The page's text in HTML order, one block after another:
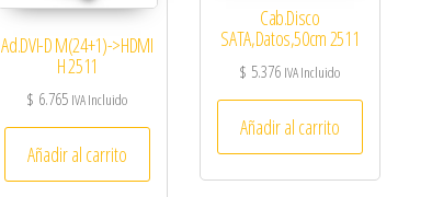
Ad.DVI-D M(24+1)->HDMI
H 2511
$ 6.765 IVA Incluido
Añadir al carrito
Cab.Disco
SATA,Datos,50cm 2511
$ 5.376 IVA Incluido
Añadir al carrito